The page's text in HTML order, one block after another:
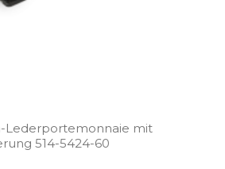
Lederportemonnaie mit
514­-5424­-60